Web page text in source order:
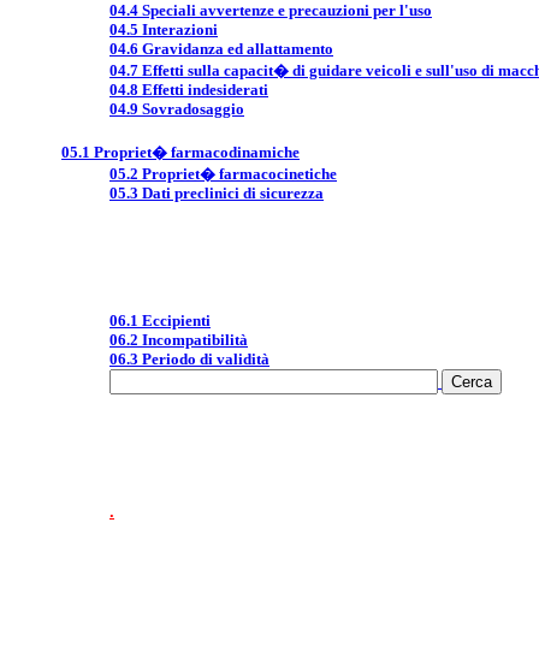
04.4 Speciali avvertenze e precauzioni per l'uso
04.5 Interazioni
04.6 Gravidanza ed allattamento
04.7 Effetti sulla capacit� di guidare veicoli e sull'uso di
04.8 Effetti indesiderati
04.9 Sovradosaggio
05.1 Propriet� farmacodinamiche
05.2 Propriet� farmacocinetiche
05.3 Dati preclinici di sicurezza
06.1 Eccipienti
06.2 Incompatibilità
06.3 Periodo di validità
.